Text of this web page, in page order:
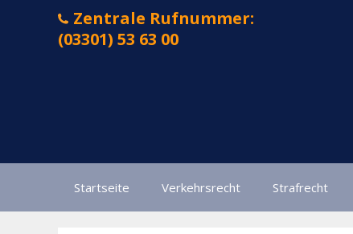
Zentrale Rufnummer:
(03301) 53 63 00
Startseite Verkehrsrecht Strafrecht